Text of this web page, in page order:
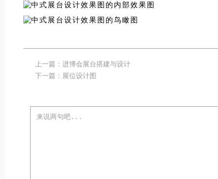
上一篇：进博会展台搭建与设计
下一篇： 展位设计图